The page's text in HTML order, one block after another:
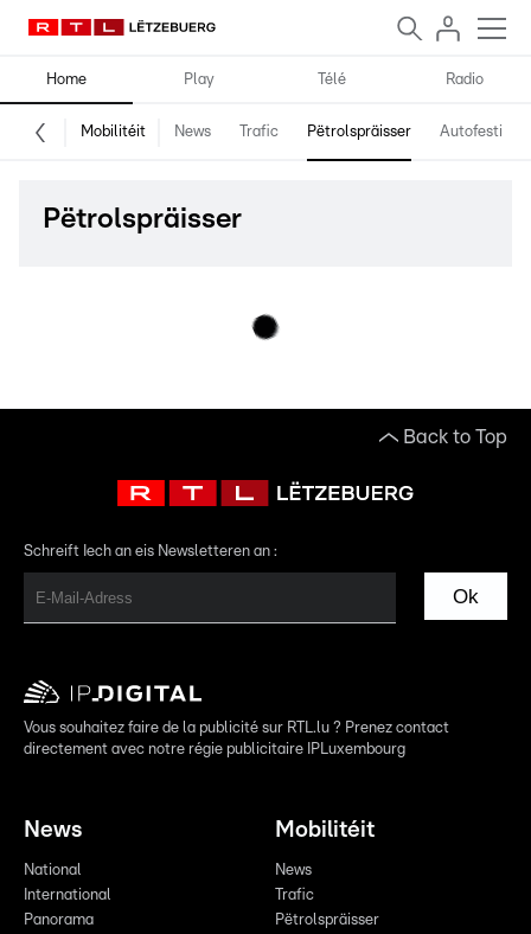
Home Play Télé Radio
Mobilitéit News Trafic Pëtrolspräisser Autofestival
Pëtrolspräisser
Back to Top
Schreift Iech an eis Newsletteren an :
Ok
Vous souhaitez faire de la publicité sur RTL.lu ? Prenez contact
directement avec notre régie publicitaire IPLuxembourg
News
National
International
Panorama
Mobilitéit
News
Trafic
Pëtrolspräisser